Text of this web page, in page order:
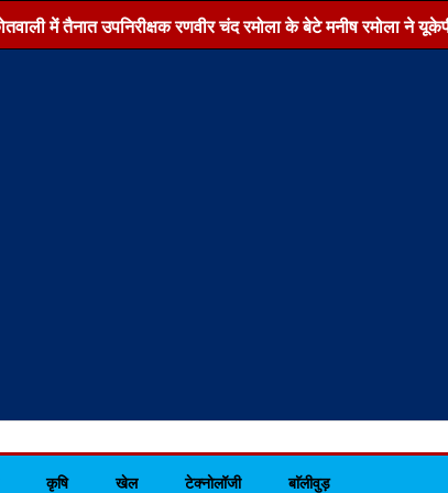
में तैनात उपनिरीक्षक रणवीर चंद रमोला के बेटे मनीष रमोला ने
कृषि खेल टेक्नोलॉजी बाॅलीवुड़